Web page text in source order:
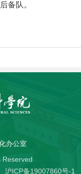
备队。
办公室
Reserved
沪ICP备19007860号-1